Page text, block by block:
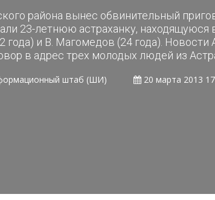
района вынес обвинительный
23-летнюю астраханку,
года) и В. Магомедов (24 года). Новости
в адрес трех молодых людей из
штаб (ШИ) 20 марта 2013